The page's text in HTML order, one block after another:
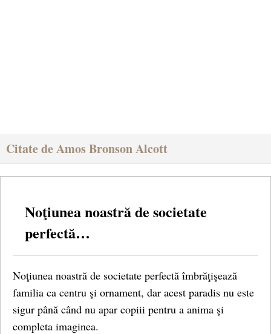
Citate de Amos Bronson Alcott
Noţiunea noastră de societate
perfectă…
Noţiunea noastră de societate perfectă îmbrăţişează
familia ca centru şi ornament, dar acest paradis nu este
sigur până când nu apar copiii pentru a anima şi
completa imaginea.